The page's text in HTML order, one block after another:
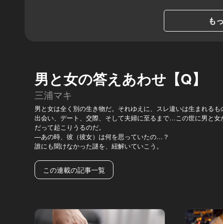
も
男と女の答えあわせ【Q】
三浦マキ
男と女は全く別の生き物だ。それゆえに、スレ違いは生まれるも
出会い、デート、交際、そして夫婦に至るまで…この世に男と
だって起こりうるのだ。
—あの時、彼（彼女）は何を思っていたの…？
誰にも聞けなかった謎を、紐解いていこう。
この連載の記事一覧